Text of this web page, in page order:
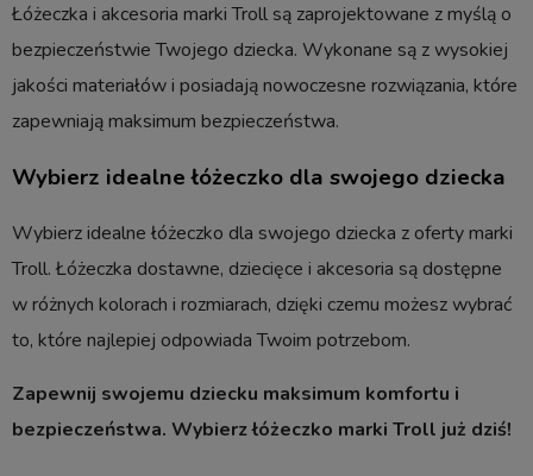
Łóżeczka i akcesoria marki Troll są zaprojektowane z myślą o
bezpieczeństwie Twojego dziecka. Wykonane są z wysokiej
jakości materiałów i posiadają nowoczesne rozwiązania, które
zapewniają maksimum bezpieczeństwa.
Wybierz idealne łóżeczko dla swojego dziecka
Wybierz idealne łóżeczko dla swojego dziecka z oferty marki
Troll. Łóżeczka dostawne, dziecięce i akcesoria są dostępne
w różnych kolorach i rozmiarach, dzięki czemu możesz wybrać
to, które najlepiej odpowiada Twoim potrzebom.
Zapewnij swojemu dziecku maksimum komfortu i
bezpieczeństwa. Wybierz łóżeczko marki Troll już dziś!